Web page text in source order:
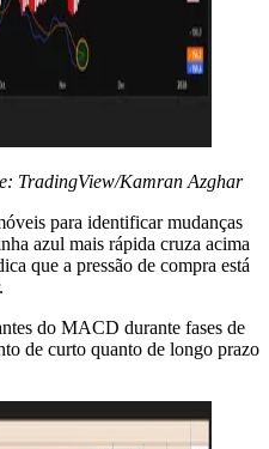
TradingView/Kamran Azghar
para identificar mudanças
azul mais rápida cruza acima
que a pressão de compra está
do MACD durante fases de
de curto quanto de longo prazo